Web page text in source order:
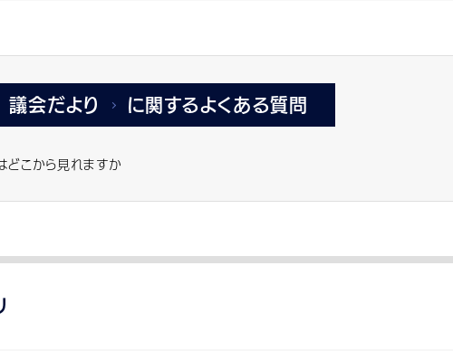
議会だより に関するよくある質問
こから見れますか